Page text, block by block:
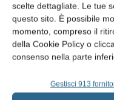
scelte dettagliate. Le tue
questo sito. È possibile
momento, compreso il
della Cookie Policy o
consenso nella parte
Gestisci 913
Abbonati
Iscriviti alla newsletter